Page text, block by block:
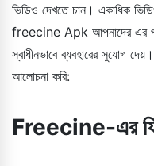
ভিডিও দেখতে চান। একাধিক
freecine Apk আপনাদের এর প্রায়
স্বাধীনভাবে ব্যবহারের সুযোগ
আলোচনা করি:
Freecine-এর